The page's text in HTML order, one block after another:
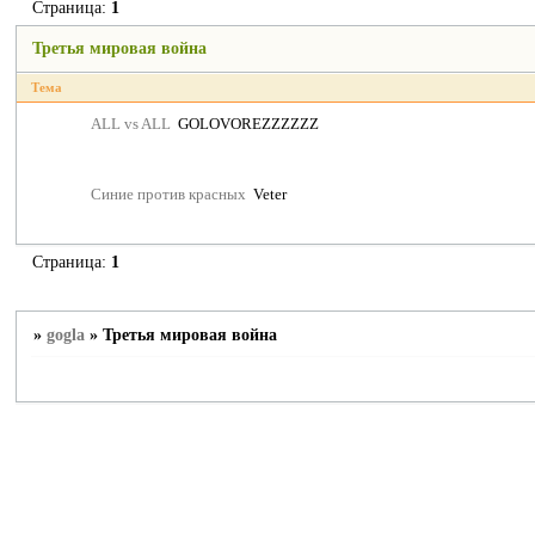
Третья мировая война
Страница: 1
Тема
ALL vs ALL GOLOVOREZZZZZZ
Синие против красных Veter
Страница: 1
»gogla »Третья мировая война